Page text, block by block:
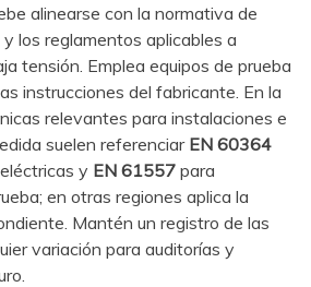
alinearse con la normativa de
los reglamentos aplicables a
tensión. Emplea equipos de prueba
instrucciones del fabricante. En la
relevantes para instalaciones e
suelen referenciar EN 60364
y EN 61557 para
en otras regiones aplica la
Mantén un registro de las
variación para auditorías y